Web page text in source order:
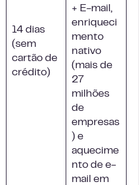
14 dias
(sem
cartão de
crédito)
+ E-mail,
enriqueci
mento
nativo
(mais de
27
milhões
de
empresas
) e
aquecime
nto de e-
mail em